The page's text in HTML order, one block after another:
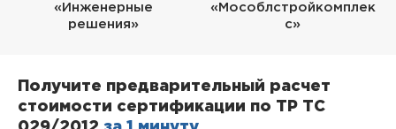
«Инженерные
решения»
«Мособлстройкомплек
с»
Получите предварительный расчет
стоимости сертификации по ТР ТС